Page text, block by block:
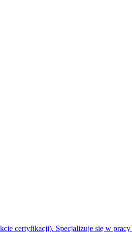
certyfikacji). Specjalizuje się w pracy